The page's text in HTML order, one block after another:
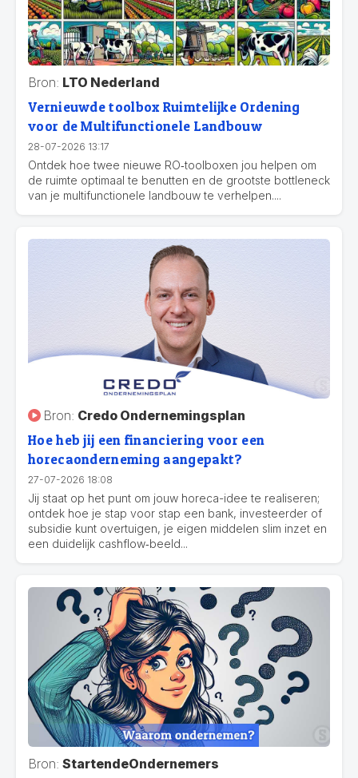
Bron: LTO Nederland
Vernieuwde toolbox Ruimtelijke Ordening
voor de Multifunctionele Landbouw
28-07-2026 13:17
Ontdek hoe twee nieuwe RO‑toolboxen jou helpen om
de ruimte optimaal te benutten en de grootste bottleneck
van je multifunctionele landbouw te verhelpen....
Bron: Credo Ondernemingsplan
Hoe heb jij een financiering voor een
horecaonderneming aangepakt?
27-07-2026 18:08
Jij staat op het punt om jouw horeca-idee te realiseren;
ontdek hoe je stap voor stap een bank, investeerder of
subsidie kunt overtuigen, je eigen middelen slim inzet en
een duidelijk cashflow‑beeld...
Bron: StartendeOndernemers